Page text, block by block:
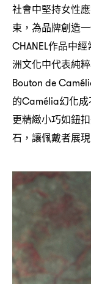
社會中堅持女性
束 ， 為品牌創造
CHANEL作品中經
洲文化中代表純
Bouton de
的Camélia幻化
更精緻小巧如鈕
石 ， 讓佩戴者展